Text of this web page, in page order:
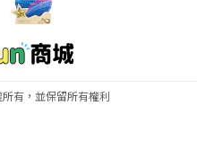
有，並保留所有權利